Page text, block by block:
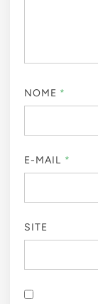
NOME *
E-MAIL *
SITE